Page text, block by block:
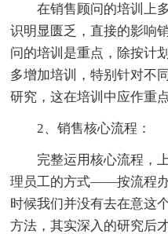
在销售顾问的培训上
识明显匮乏，直接的影响
问的培训是重点，除按计
多增加培训，特别针对不
研究，这在培训中应作重点
2、销售核心流程：
完整运用核心流程，
理员工的方式——按流程
时候我们并没有去在意这
方法，其实深入的研究后